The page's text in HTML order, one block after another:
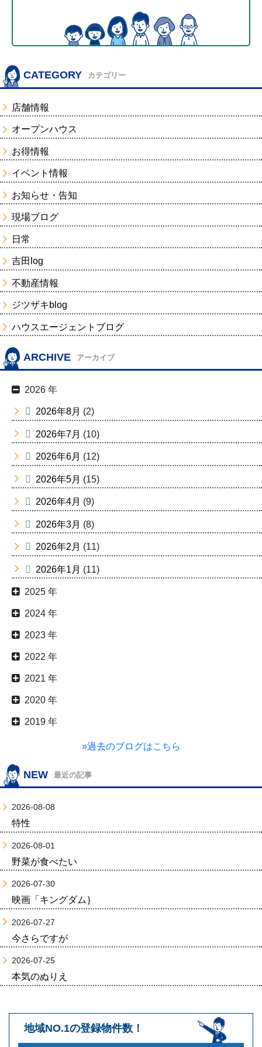
CATEGORY カテゴリー
店舗情報
オープンハウス
お得情報
イベント情報
お知らせ・告知
現場ブログ
日常
吉田log
不動産情報
ジツザキblog
ハウスエージェントブログ
ARCHIVE アーカイブ
2026 年
2026年8月 (2)
2026年7月 (10)
2026年6月 (12)
2026年5月 (15)
2026年4月 (9)
2026年3月 (8)
2026年2月 (11)
2026年1月 (11)
2025 年
2024 年
2023 年
2022 年
2021 年
2020 年
2019 年
»過去のブログはこちら
NEW 最近の記事
2026-08-08
特性
2026-08-01
野菜が食べたい
2026-07-30
映画「キングダム｝
2026-07-27
今さらですが
2026-07-25
本気のぬりえ
地域NO.1の登録物件数！